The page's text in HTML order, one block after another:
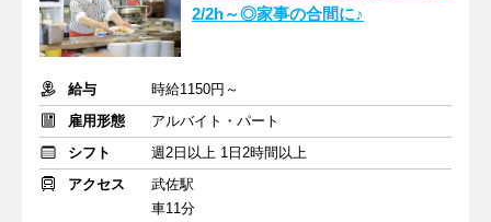
2/2h～◎家事の合間に♪
給与
時給1150円～
雇用形態
アルバイト・パート
シフト
週2日以上 1日2時間以上
アクセス
武佐駅
車11分